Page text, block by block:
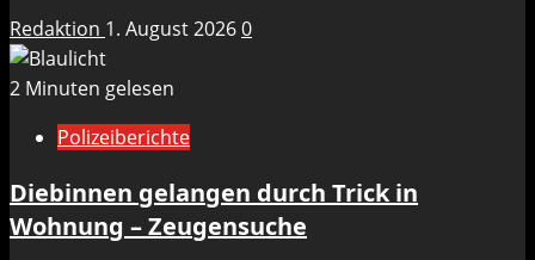
Redaktion 1. August 20260
2 Minuten gelesen
Polizeiberichte
Diebinnen gelangen durch Trick in
Wohnung – Zeugensuche